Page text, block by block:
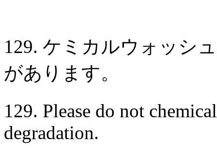
129. ケミカルウォッシ
があります。
129. Please do not
degradation.